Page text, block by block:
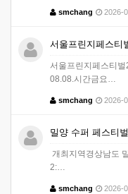
smchang 2026-
서울프린지페스티
서울프린지페스티
08.08.시간금요…
smchang 2026-
밀양 수퍼 페스티벌
개최지역경상남도
2:…
smchang 2026-